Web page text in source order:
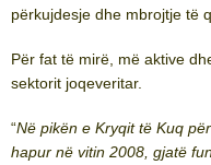
përkujdesje dhe mbrojtje të
Për fat të mirë, më aktive
sektorit joqeveritar.
“Në pikën e Kryqit të Kuq
hapur në vitin 2008, gjatë